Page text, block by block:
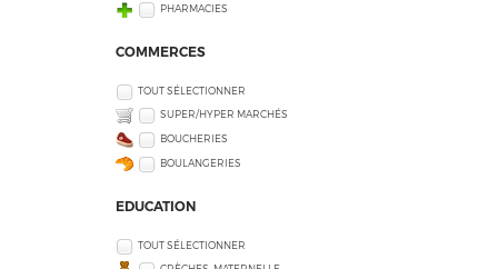
PHARMACIES
COMMERCES
TOUT SÉLECTIONNER
SUPER/HYPER MARCHÉS
BOUCHERIES
BOULANGERIES
EDUCATION
TOUT SÉLECTIONNER